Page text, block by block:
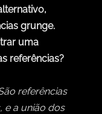
grunge.
uma
referências?
referências
e a união dos